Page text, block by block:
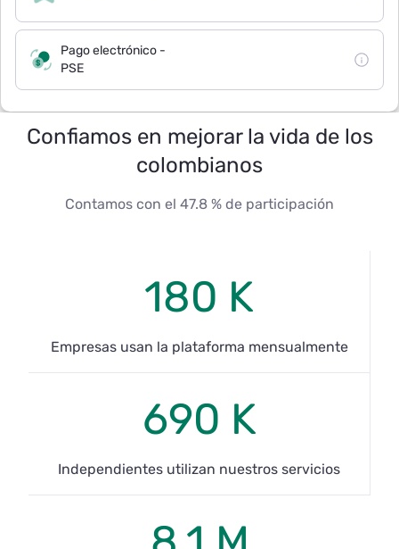
Pago electrónico -
PSE
Confiamos en mejorar la vida de los
colombianos
Contamos con el 47.8 % de participación
180 K
Empresas usan la plataforma mensualmente
690 K
Independientes utilizan nuestros servicios